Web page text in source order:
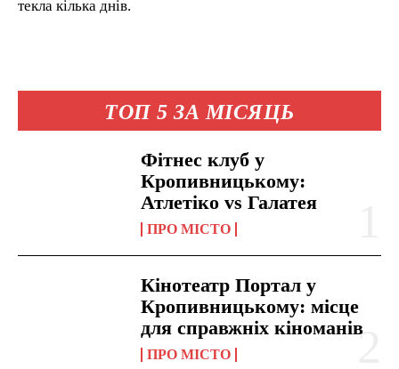
ТОП 5 ЗА МІСЯЦЬ
Фітнес клуб у
Кропивницькому:
Атлетіко vs Галатея
ПРО МІСТО
Кінотеатр Портал у
Кропивницькому: місце
для справжніх кіноманів
ПРО МІСТО
текла кілька днів.